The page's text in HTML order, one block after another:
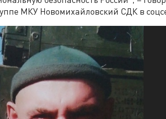
МКУ Новомихайловский СДК в